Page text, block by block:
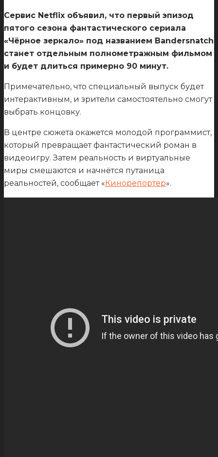
Сервис Netflix объявил, что первый эпизод
пятого сезона фантастического сериала
«Чёрное зеркало» под названием Bandersnatch
станет отдельным полнометражным фильмом
и будет длиться примерно 90 минут.
Примечательно, что специальный выпуск будет
интерактивным, и зрители самостоятельно смогут
выбрать концовку.
В центре сюжета окажется молодой программист,
который превращает фантастический роман в
видеоигру. Затем реальность и виртуальные
миры смешаются и начнётся путаница
реальностей, сообщает «Кинорепортер».